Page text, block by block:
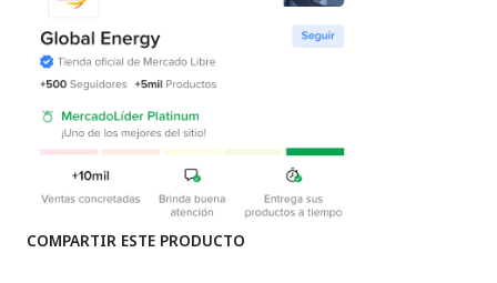
COMPARTIR ESTE PRODUCTO